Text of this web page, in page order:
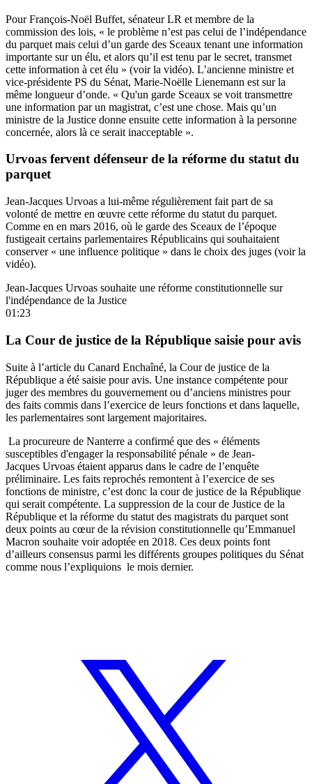
Pour François-Noël Buffet, sénateur LR et membre de la
commission des lois, « le problème n’est pas celui de l’indépendance
du parquet mais celui d’un garde des Sceaux tenant une information
importante sur un élu, et alors qu’il est tenu par le secret, transmet
cette information à cet élu » (voir la vidéo). L’ancienne ministre et
vice-présidente PS du Sénat, Marie-Noëlle Lienemann est sur la
même longueur d’onde. « Qu'un garde Sceaux se voit transmettre
une information par un magistrat, c’est une chose. Mais qu’un
ministre de la Justice donne ensuite cette information à la personne
concernée, alors là ce serait inacceptable ».
Urvoas fervent défenseur de la réforme du statut du
parquet
Jean-Jacques Urvoas a lui-même régulièrement fait part de sa
volonté de mettre en œuvre cette réforme du statut du parquet.
Comme en en mars 2016, où le garde des Sceaux de l’époque
fustigeait certains parlementaires Républicains qui souhaitaient
conserver « une influence politique » dans le choix des juges (voir la
vidéo).
Jean-Jacques Urvoas souhaite une réforme constitutionnelle sur
l'indépendance de la Justice
01:23
La Cour de justice de la République saisie pour avis
Suite à l’article du Canard Enchaîné, la Cour de justice de la
République a été saisie pour avis. Une instance compétente pour
juger des membres du gouvernement ou d’anciens ministres pour
des faits commis dans l’exercice de leurs fonctions et dans laquelle,
les parlementaires sont largement majoritaires.
La procureure de Nanterre a confirmé que des « éléments
susceptibles d'engager la responsabilité pénale » de Jean-
Jacques Urvoas étaient apparus dans le cadre de l’enquête
préliminaire. Les faits reprochés remontent à l’exercice de ses
fonctions de ministre, c’est donc la cour de justice de la République
qui serait compétente. La suppression de la cour de Justice de la
République et la réforme du statut des magistrats du parquet sont
deux points au cœur de la révision constitutionnelle qu’Emmanuel
Macron souhaite voir adoptée en 2018. Ces deux points font
d’ailleurs consensus parmi les différents groupes politiques du Sénat
comme nous l’expliquions le mois dernier.